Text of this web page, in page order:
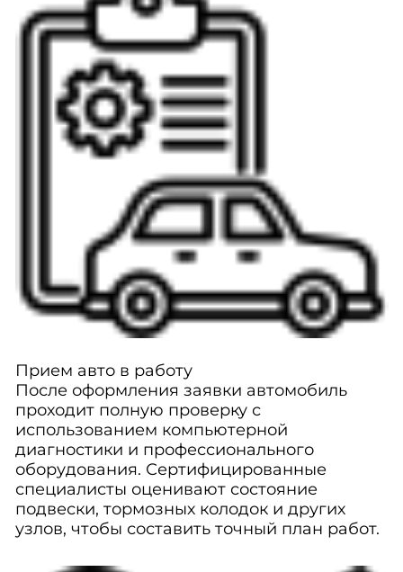
Прием авто в работу
После оформления заявки автомобиль
проходит полную проверку с
использованием компьютерной
диагностики и профессионального
оборудования. Сертифицированные
специалисты оценивают состояние
подвески, тормозных колодок и других
узлов, чтобы составить точный план работ.